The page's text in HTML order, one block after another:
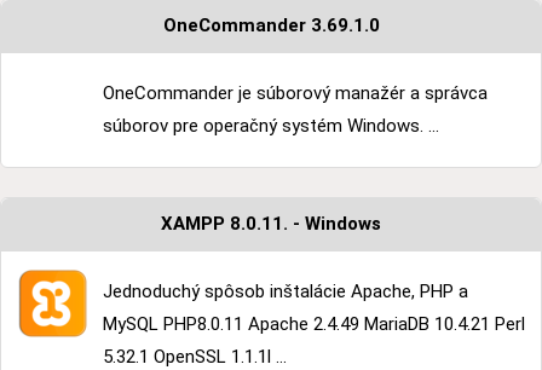
OneCommander 3.69.1.0
OneCommander je súborový manažér a správca
súborov pre operačný systém Windows. ...
XAMPP 8.0.11. - Windows
Jednoduchý spôsob inštalácie Apache, PHP a
MySQL PHP8.0.11 Apache 2.4.49 MariaDB 10.4.21 Perl
5.32.1 OpenSSL 1.1.1l ...